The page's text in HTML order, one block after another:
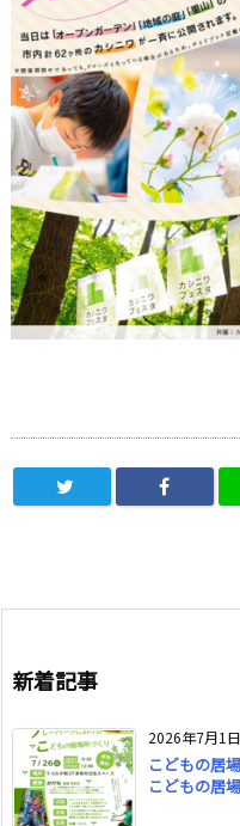
新着記事
2026年7月1日
こどもの居
こどもの居